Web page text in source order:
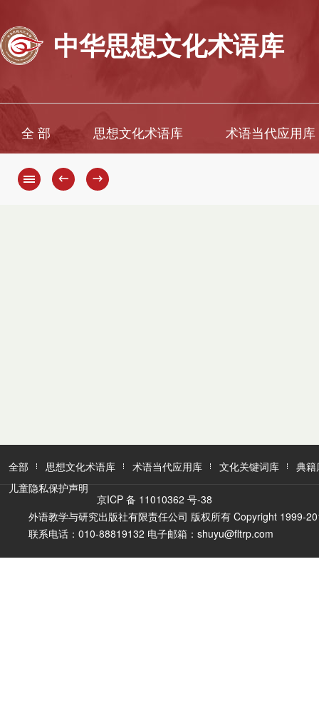
中华思想文化术语库
全 部 思想文化术语库 术语当代应用库
← →
全部 思想文化术语库 术语当代应用库 文化关键词库
典籍
儿童隐私保护声明
京ICP 备 11010362 号-38
外语教学与研究出版社有限责任公司 版权所有 Copyright 1999-
联系电话：010-88819132 电子邮箱：shuyu@fltrp.com